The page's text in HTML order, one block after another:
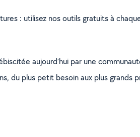
: utilisez nos outils gratuits à
aujourd’hui par une
du plus petit besoin aux plus grands